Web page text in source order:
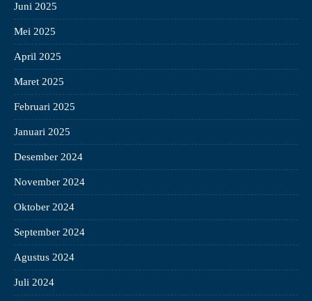
Juni 2025
Mei 2025
April 2025
Maret 2025
Februari 2025
Januari 2025
Desember 2024
November 2024
Oktober 2024
September 2024
Agustus 2024
Juli 2024